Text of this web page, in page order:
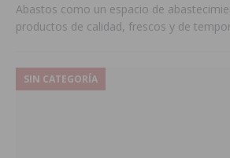
Abastos como un espacio de
productos de calidad, frescos y de
SIN CATEGORÍA